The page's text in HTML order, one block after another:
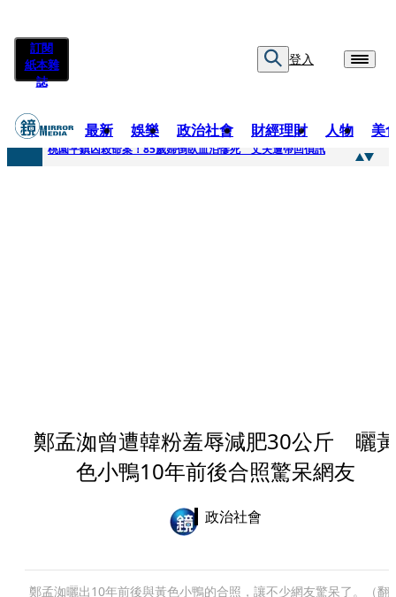
訂閱
紙本雜
誌
登入
最新 娛樂 政治社會 財經理財 人物 美
快訊
桃園平鎮凶殺命案！85歲婦倒臥血泊慘死 丈夫遭帶回偵訊
鄭孟洳曾遭韓粉羞辱減肥30公斤 曬
色小鴨10年前後合照驚呆網友
政治社會
鄭孟洳曬出10年前後與黃色小鴨的合照，讓不少網友驚呆了。（翻